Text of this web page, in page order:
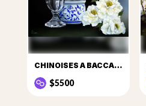
CHINOISES A BACCARAT
$5500